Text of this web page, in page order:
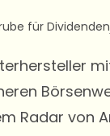
Radar von